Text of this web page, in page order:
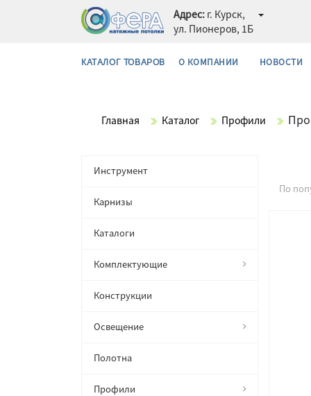
Адрес: г. Курск,
ул. Пионеров, 1Б
КАТАЛОГ ТОВАРОВ О КОМПАНИИ НОВОСТИ
Главная Каталог Профили
Инструмент
Карнизы
Каталоги
Комплектующие
Конструкции
Освещение
Полотна
Профили
По